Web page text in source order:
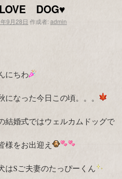
DOG♥
9月28日 作成者:admin
にちわ
になった今日この頃。。。
結婚式ではウェルカムドッグで
様をお出迎え
はSご夫妻のたっぴーくん